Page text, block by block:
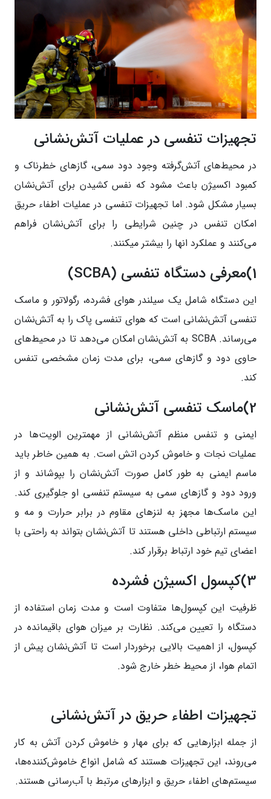
تجهیزات تنفسی در عملیات آتش‌نشانی
در محیط‌های آتش‌گرفته وجود دود سمی، گازهای خطرناک و
کمبود اکسیژن باعث مشود که نفس کشیدن برای آتش‌نشان
بسیار مشکل شود. اما تجهیزات تنفسی در عملیات اطفاء حریق
امکان تنفس در چنین شرایطی را برای آتش‌نشان فراهم
می‌کنند و عملکرد انها را بیشتر میکنند.
1)معرفی دستگاه تنفسی (SCBA)
این دستگاه شامل یک سیلندر هوای فشرده، رگولاتور و ماسک
تنفسی آتش‌نشانی است که هوای تنفسی پاک را به آتش‌نشان
می‌رساند. SCBA به آتش‌نشان امکان می‌دهد تا در محیط‌های
حاوی دود و گازهای سمی، برای مدت زمان مشخصی تنفس
کند.
2)ماسک تنفسی آتش‌نشانی
ایمنی و تنفس منظم آتش‌نشانی از مهمترین الویت‌ها در
عملیات نجات و خاموش کردن اتش است. به همین خاطر باید
ماسم ایمنی به طور کامل صورت آتش‌نشان را بپوشاند و از
ورود دود و گازهای سمی به سیستم تنفسی او جلوگیری کند.
این ماسک‌ها مجهز به لنزهای مقاوم در برابر حرارت و مه و
سیستم ارتباطی داخلی هستند تا آتش‌نشان بتواند به راحتی با
اعضای تیم خود ارتباط برقرار کند.
3)کپسول اکسیژن فشرده
ظرفیت این کپسول‌ها متفاوت است و مدت زمان استفاده از
دستگاه را تعیین می‌کند. نظارت بر میزان هوای باقیمانده در
کپسول، از اهمیت بالایی برخوردار است تا آتش‌نشان پیش از
اتمام هوا، از محیط خطر خارج شود.
تجهیزات اطفاء حریق در آتش‌نشانی
از جمله ابزارهایی که برای مهار و خاموش کردن آتش به کار
می‌روند، این تجهیزات هستند که شامل انواع خاموش‌کننده‌ها،
سیستم‌های اطفاء حریق و ابزارهای مرتبط با آب‌رسانی هستند.